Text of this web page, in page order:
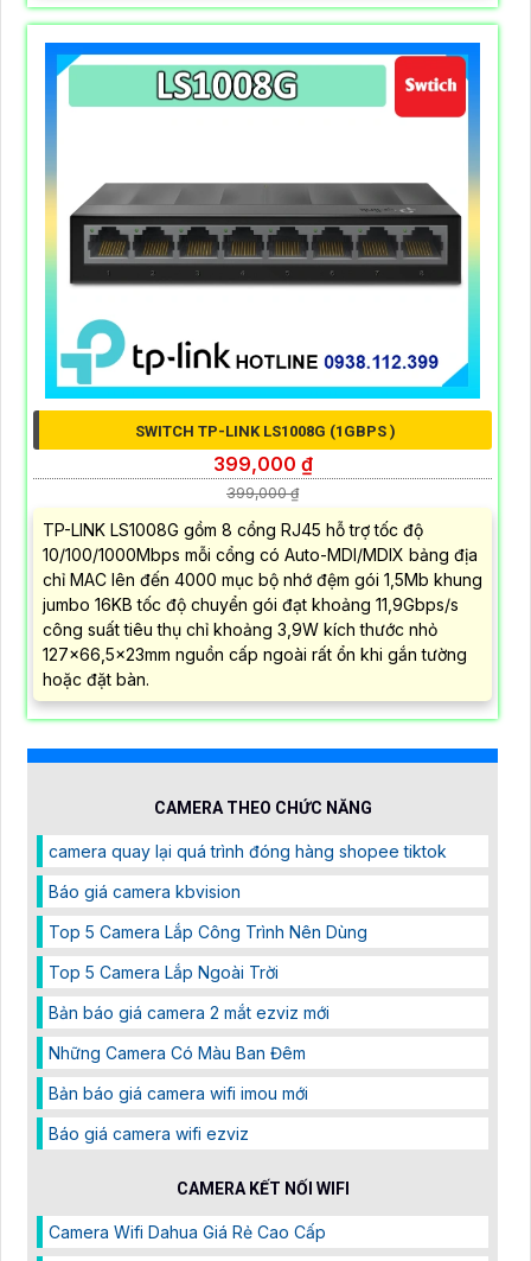
SWITCH TP-LINK LS1008G (1GBPS )
399,000 ₫
399,000 ₫
TP-LINK LS1008G gồm 8 cổng RJ45 hỗ trợ tốc độ
10/100/1000Mbps mỗi cổng có Auto-MDI/MDIX bảng địa
chỉ MAC lên đến 4000 mục bộ nhớ đệm gói 1,5Mb khung
jumbo 16KB tốc độ chuyển gói đạt khoảng 11,9Gbps/s
công suất tiêu thụ chỉ khoảng 3,9W kích thước nhỏ
127×66,5×23mm nguồn cấp ngoài rất ổn khi gắn tường
hoặc đặt bàn.
CAMERA THEO CHỨC NĂNG
camera quay lại quá trình đóng hàng shopee tiktok
Báo giá camera kbvision
Top 5 Camera Lắp Công Trình Nên Dùng
Top 5 Camera Lắp Ngoài Trời
Bản báo giá camera 2 mắt ezviz mới
Những Camera Có Màu Ban Đêm
Bản báo giá camera wifi imou mới
Báo giá camera wifi ezviz
CAMERA KẾT NỐI WIFI
Camera Wifi Dahua Giá Rẻ Cao Cấp